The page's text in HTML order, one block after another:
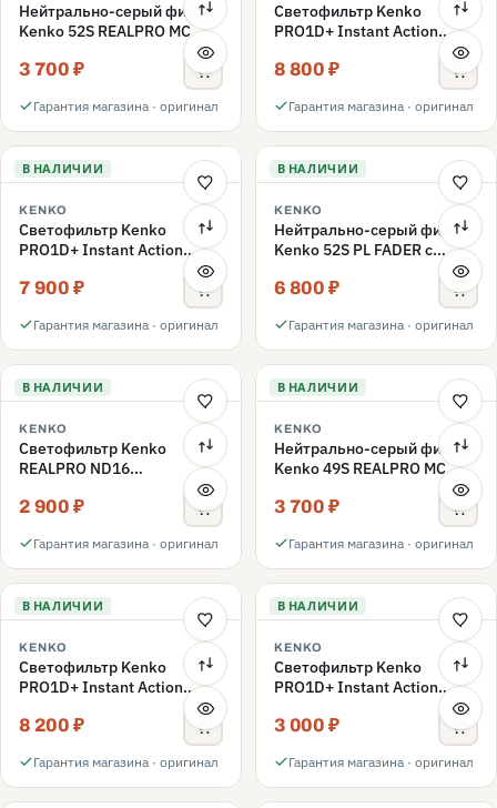
Нейтрально-серый фильтр
Kenko 52S REALPRO MC
3 700 ₽
Гарантия магазина · оригинал
Светофильтр Kenko
PRO1D+ Instant Action
Variable NDX3-450+C-PLS
переменной плотности
8 800 ₽
Гарантия магазина · оригинал
В НАЛИЧИИ
KENKO
Светофильтр Kenko
PRO1D+ Instant Action
Variable NDX3-450+C-PL
переменной плотности
7 900 ₽
Гарантия магазина · оригинал
В НАЛИЧИИ
KENKO
Нейтрально-серый фильтр
Kenko 52S PL FADER с
переменной плотностью
ND3-ND400 52mm
6 800 ₽
Гарантия магазина · оригинал
В НАЛИЧИИ
KENKO
Светофильтр Kenko
REALPRO ND16
нейтрально-серый 49mm
2 900 ₽
Гарантия магазина · оригинал
В НАЛИЧИИ
KENKO
Нейтрально-серый фильтр
Kenko 49S REALPRO MC
3 700 ₽
Гарантия магазина · оригинал
В НАЛИЧИИ
KENKO
Светофильтр Kenko
PRO1D+ Instant Action
Variable NDX3-450+C-PLS
переменной плотности
8 200 ₽
Гарантия магазина · оригинал
В НАЛИЧИИ
KENKO
Светофильтр Kenko
PRO1D+ Instant Action
Variable NDX3-450+C-PL
поляризационный 49mm
3 000 ₽
Гарантия магазина · оригинал